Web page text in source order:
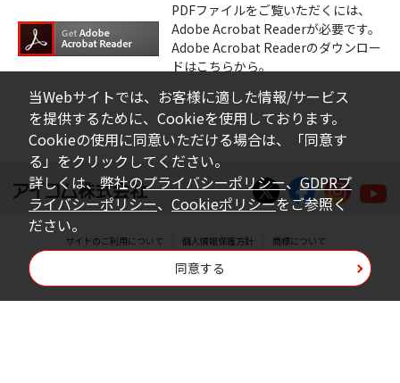
PDFファイルをご覧いただくには、
Adobe Acrobat Readerが必要です。
Adobe Acrobat Readerのダウンロー
ドはこちらから。
サイトのご利用について 個人情報保護方針 商標について
Copyright © Icom Inc.
当Webサイトでは、お客様に適した情報/サービス
を提供するために、Cookieを使用しております。
Cookieの使用に同意いただける場合は、「同意す
る」をクリックしてください。
詳しくは、弊社のプライバシーポリシー、GDPRプ
ライバシーポリシー、 Cookieポリシーをご参照く
ださい。
同意する